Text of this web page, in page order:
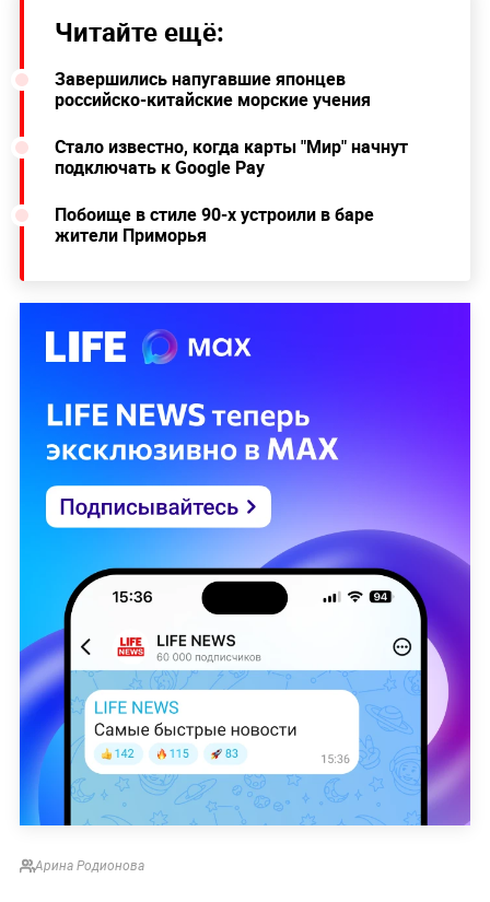
Читайте ещё:
Завершились напугавшие японцев
российско-китайские морские учения
Стало известно, когда карты "Мир" начнут
подключать к Google Pay
Побоище в стиле 90-х устроили в баре
жители Приморья
Арина Родионова